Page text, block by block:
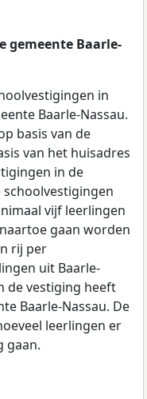
gemeente Baarle-
in
Baarle-Nassau.
basis van de
van het huisadres
in de
schoolvestigingen
vijf leerlingen
gaan worden
rij per
uit Baarle-
de vestiging heeft
Baarle-Nassau. De
leerlingen er
gaan.